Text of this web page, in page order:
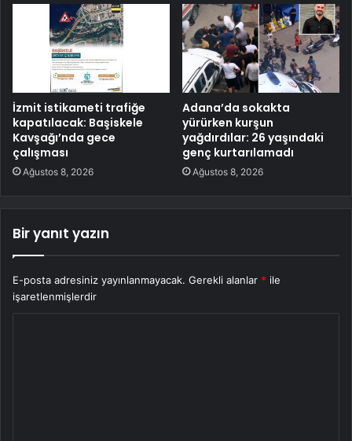
İzmit istikameti trafiğe
kapatılacak: Başiskele
Kavşağı’nda gece
çalışması
Ağustos 8, 2026
Adana’da sokakta
yürürken kurşun
yağdırdılar: 26 yaşındaki
genç kurtarılamadı
Ağustos 8, 2026
Bir yanıt yazın
E-posta adresiniz yayınlanmayacak. Gerekli alanlar * ile
işaretlenmişlerdir